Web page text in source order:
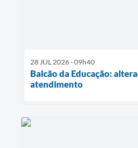
28 JUL 2026 - 09h40
Balcão da Educação:
atendimento